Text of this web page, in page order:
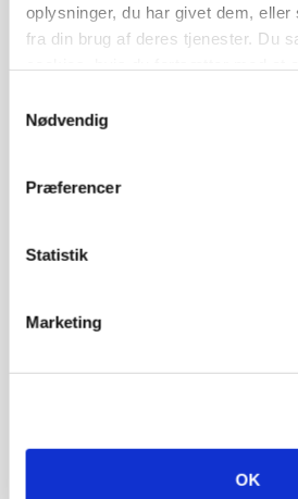
oplysninger, du har givet dem,
fra din brug af deres tjenester. Du
Nødvendig
Præferencer
Statistik
Marketing
OK
Jobs
Elevplads tilbydes ved
Grise
6950, Ringkøbing
dræn/entreprenørarbejde.